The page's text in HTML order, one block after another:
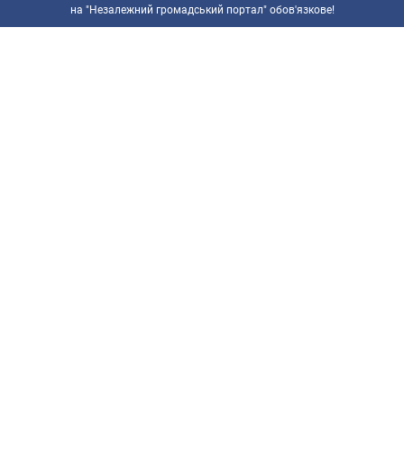
на "Незалежний громадський портал" обов'язкове!